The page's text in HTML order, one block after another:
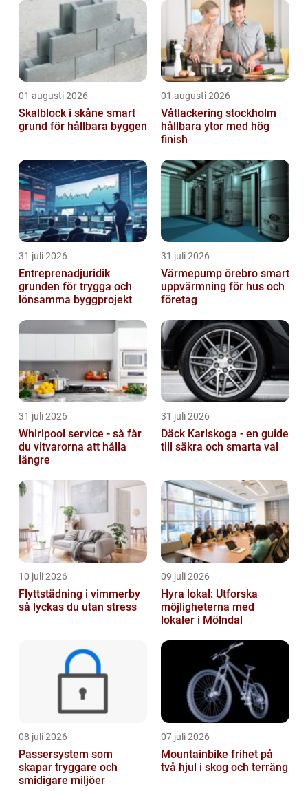
01 augusti 2026
Skalblock i skåne smart
grund för hållbara byggen
01 augusti 2026
Våtlackering stockholm
hållbara ytor med hög
finish
31 juli 2026
Entreprenadjuridik
grunden för trygga och
lönsamma byggprojekt
31 juli 2026
Värmepump örebro smart
uppvärmning för hus och
företag
31 juli 2026
Whirlpool service - så får
du vitvarorna att hålla
längre
31 juli 2026
Däck Karlskoga - en guide
till säkra och smarta val
10 juli 2026
Flyttstädning i vimmerby
så lyckas du utan stress
09 juli 2026
Hyra lokal: Utforska
möjligheterna med
lokaler i Mölndal
08 juli 2026
Passersystem som
skapar tryggare och
smidigare miljöer
07 juli 2026
Mountainbike frihet på
två hjul i skog och terräng